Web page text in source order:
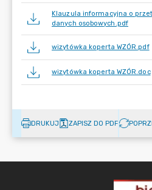
Klauzula informacyjna o
danych osobowych.pdf
wizytówka koperta WZÓR.pdf
wizytówka koperta WZÓR.doc
DRUKUJ ZAPISZ DO PDF